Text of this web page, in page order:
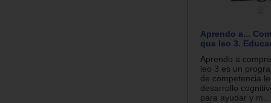
Aprendo a...
que leo 3.
Aprendo a
leo 3 es un
de competencia
desarrollo
para ayudar y m...